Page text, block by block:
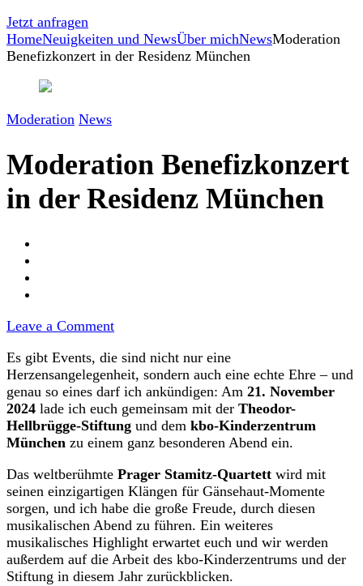
Jetzt anfragen
HomeNeuigkeiten und NewsÜber michNewsModeration
Benefizkonzert in der Residenz München
Moderation News
Moderation Benefizkonzert
in der Residenz München
Leave a Commenton
Benefizkonzert
in
der
Residenz
München
Es gibt Events, die sind nicht nur eine
Herzensangelegenheit, sondern auch eine echte Ehre – und
genau so eines darf ich ankündigen: Am 21. November
2024 lade ich euch gemeinsam mit der Theodor-
Hellbrügge-Stiftung und dem kbo-Kinderzentrum
München zu einem ganz besonderen Abend ein.
Das weltberühmte Prager Stamitz-Quartett wird mit
seinen einzigartigen Klängen für Gänsehaut-Momente
sorgen, und ich habe die große Freude, durch diesen
musikalischen Abend zu führen. Ein weiteres
musikalisches Highlight erwartet euch und wir werden
außerdem auf die Arbeit des kbo-Kinderzentrums und der
Stiftung in diesem Jahr zurückblicken.